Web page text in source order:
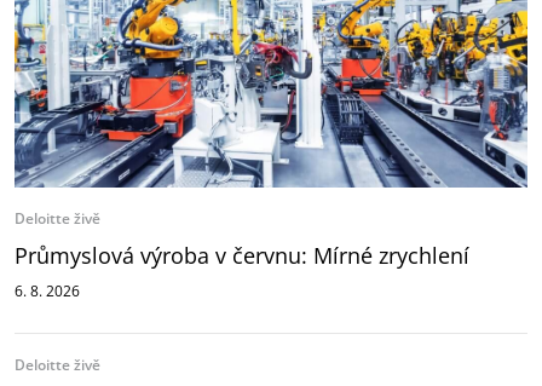
Deloitte živě
Průmyslová výroba v červnu: Mírné zrychlení
6. 8. 2026
Deloitte živě